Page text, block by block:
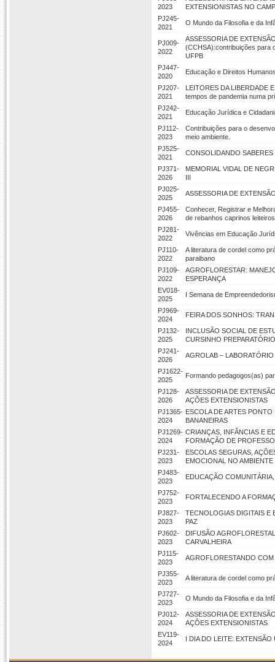
2023
EXTENSIONISTAS NO
PJ245-
2021
O Mundo da Filosofia e da
PJ009-
2022
ASSESSORIA DE
(CCHSA):contribuições para
UFPB
PJ447-
2020
Educação e Direitos
PJ207-
2021
LEITORES DA LIBERDADE
tempos de pandemia numa
PJ242-
2021
Educação Jurídica e
PJ112-
2023
Contribuições para o
meio ambiente.
PJ525-
2021
CONSOLIDANDO
PJ371-
2026
MEMORIAL VIDAL DE
III
PJ025-
2025
ASSESSORIA DE
PJ455-
2026
Conhecer, Registrar e
de rebanhos caprinos
PJ281-
2022
Vivências em Educação
PJ110-
2022
A literatura de cordel como
paraibano
PJ109-
2022
AGROFLORESTAR:
ESPERANÇA
EV018-
2025
I Semana de
PJ969-
2024
FEIRA DOS SONHOS:
PJ132-
2025
INCLUSÃO SOCIAL DE
CURSINHO
PJ241-
2026
AGROLAB –
PJ1622-
2025
Formando pedagogos(as)
PJ128-
2026
ASSESSORIA DE
AÇÕES EXTENSIONISTAS
PJ1365-
2024
ESCOLA DE ARTES
BANANEIRAS
PJ1269-
2024
CRIANÇAS, INFÂNCIAS E
FORMAÇÃO DE
PJ231-
2023
ESCOLAS SEGURAS,
EMOCIONAL NO
PJ483-
2023
EDUCAÇÃO
PJ752-
2023
FORTALECENDO A
PJ827-
2023
TECNOLOGIAS DIGITAIS E
PAZ
PJ602-
2023
DIFUSÃO
CARVALHEIRA
PJ115-
2023
AGROFLORESTANDO
PJ355-
2023
A literatura de cordel como
PJ727-
2023
O Mundo da Filosofia e da
PJ012-
2024
ASSESSORIA DE
AÇÕES EXTENSIONISTAS
EV119-
2024
I DIA DO LEITE: EXTENSÃO